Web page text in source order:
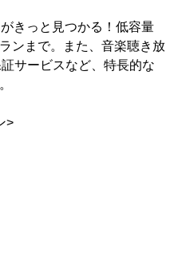
きっと見つかる！低容量
ンまで。また、音楽聴き放
サービスなど、特長的な
>